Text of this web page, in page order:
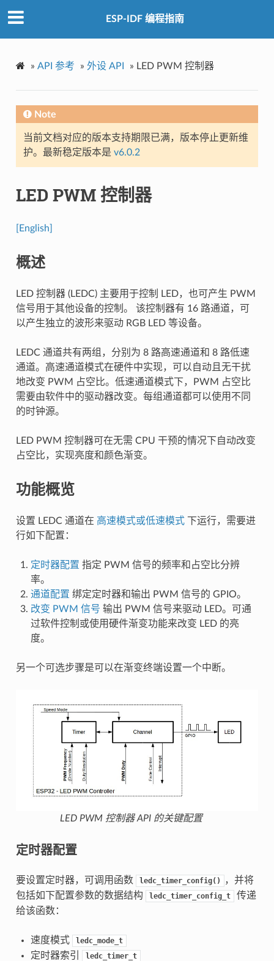
ESP-IDF 编程指南
» API 参考 » 外设 API » LED PWM 控制器
Note
当前文档对应的版本支持期限已满，版本停止更新维
护。最新稳定版本是 v6.0.2
LED PWM 控制器
[English]
概述
LED 控制器 (LEDC) 主要用于控制 LED，也可产生 PWM
信号用于其他设备的控制。 该控制器有 16 路通道，可
以产生独立的波形来驱动 RGB LED 等设备。
LEDC 通道共有两组，分别为 8 路高速通道和 8 路低速
通道。高速通道模式在硬件中实现，可以自动且无干扰
地改变 PWM 占空比。低速通道模式下，PWM 占空比
需要由软件中的驱动器改变。每组通道都可以使用不同
的时钟源。
LED PWM 控制器可在无需 CPU 干预的情况下自动改变
占空比，实现亮度和颜色渐变。
功能概览
设置 LEDC 通道在 高速模式或低速模式下运行，需要进
行如下配置：
定时器配置 指定 PWM 信号的频率和占空比分辨
率。
通道配置 绑定定时器和输出 PWM 信号的 GPIO。
改变 PWM 信号 输出 PWM 信号来驱动 LED。可通
过软件控制或使用硬件渐变功能来改变 LED 的亮
度。
另一个可选步骤是可以在渐变终端设置一个中断。
LED PWM 控制器 API 的关键配置
定时器配置
要设置定时器，可调用函数 ledc_timer_config()
，并将
包括如下配置参数的数据结构
ledc_timer_config_t
传递
给该函数：
速度模式 ledc_mode_t
定时器索引 ledc_timer_t